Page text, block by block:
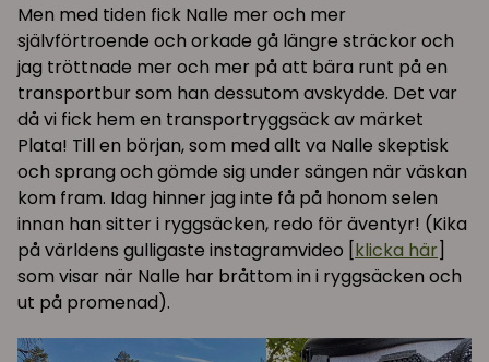
Men med tiden fick Nalle mer och mer
självförtroende och orkade gå längre sträckor och
jag tröttnade mer och mer på att bära runt på en
transportbur som han dessutom avskydde. Det var
då vi fick hem en transportryggsäck av märket
Plata! Till en början, som med allt va Nalle skeptisk
och sprang och gömde sig under sängen när väskan
kom fram. Idag hinner jag inte få på honom selen
innan han sitter i ryggsäcken, redo för äventyr! (Kika
på världens gulligaste instagramvideo [klicka här]
som visar när Nalle har bråttom in i ryggsäcken och
ut på promenad).